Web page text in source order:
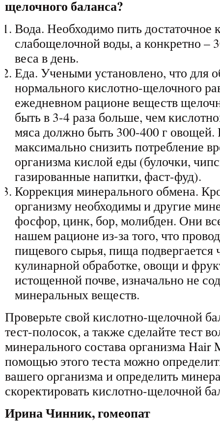
щелочного баланса?
Вода. Необходимо пить достаточное
слабощелочной воды, а конкретно –
веса в день.
Еда. Учеными установлено, что для
нормального кислотно-щелочного
ежедневном рационе веществ
быть в 3-4 раза больше, чем
мяса должно быть 300-400 г овощей.
максимально снизить потребление
организма кислой еды (булочки,
газированные напитки, фаст-фуд).
Коррекция минерального обмена.
организму необходимы и другие
фосфор, цинк, бор, молибден. Они
нашем рационе из-за того, что
пищевого сырья, пища подвергается
кулинарной обработке, овощи и
истощенной почве, изначально не
минеральных веществ.
Проверьте свой кислотно-щелочной
тест-полосок, а также сделайте тест
минерального состава организма Hair
помощью этого теста можно
вашего организма и определить
скоректировать кислотно-щелочной
Ирина Чинник, гомеопат